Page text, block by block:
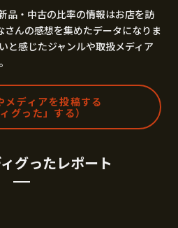
品・中古の比率の情報はお店を訪
んの感想を集めたデータになりま
と感じたジャンルや取扱メディア
メディアを投稿する
ィグった」する）
グったレポート